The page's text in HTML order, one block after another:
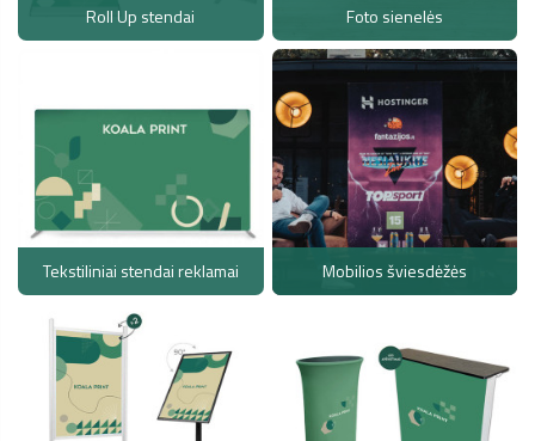
Roll Up stendai Foto sienelės
Tekstiliniai stendai reklamai Mobilios šviesdėžės